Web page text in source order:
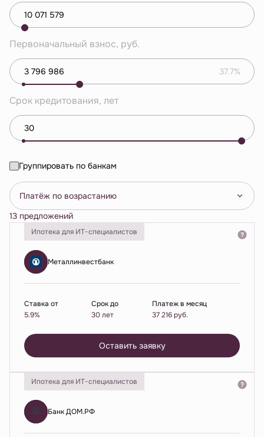
Первоначальный взнос, руб.
37.7%
Срок кредитования, лет
Группировать по банкам
Платёж по возрастанию
13 предложений
Ипотека для ИТ-специалистов
Металлинвестбанк
Ставка от
5.9%
Срок до
30 лет
Платеж в месяц
37 216руб.
Оставить заявку
Ипотека для ИТ-специалистов
Банк ДОМ.РФ